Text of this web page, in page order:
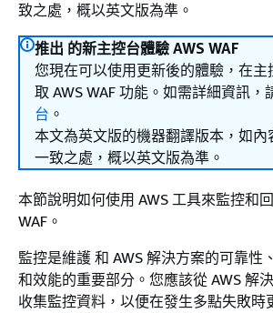
致之處，概以英文版為準。
推出 的新主控台體驗 AWS WAF
您現在可以使用更新後的體驗，在
取 AWS WAF 功能。如需詳細資訊，
台 。
本文為英文版的機器翻譯版本，如
一致之處，概以英文版為準。
本節說明如何使用 AWS 工具來監控和
WAF。
監控是維護 和 AWS 解決方案的可靠性
和效能的重要部分。您應該從 AWS 解
收集監控資料，以便在發生多點失敗時